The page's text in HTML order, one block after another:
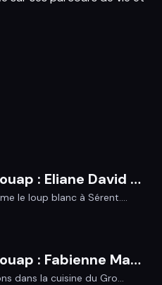
De houip e de houap : Eliane David de Srent/Sérent
le loup blanc à Sérent....
De houip e de houap : Fabienne Mabon
dans la cuisine du Gro...